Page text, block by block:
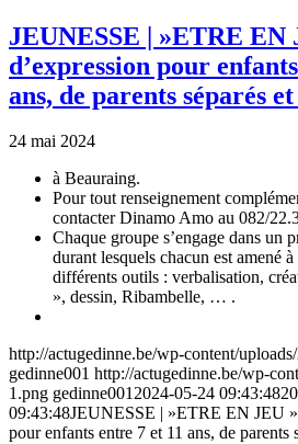
JEUNESSE | »ETRE EN
d’expression pour
ans, de parents séparés
24 mai 2024
à Beauraing.
Pour tout renseignement
contacter Dinamo Amo au 082/
Chaque groupe s’engage dans un
durant lesquels chacun est amené
différents outils : verbalisation,
», dessin, Ribambelle, … .
http://actugedinne.be/wp-content/
gedinne001 http://actugedinne.be/wp-
1.png gedinne0012024-05-24 09:43:48
09:43:48JEUNESSE | »ETRE EN JEU »
pour enfants entre 7 et 11 ans, de parents